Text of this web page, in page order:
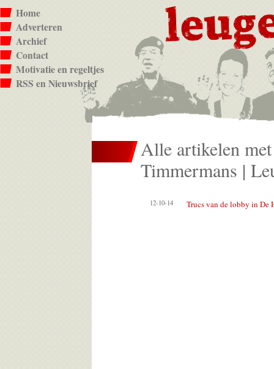
Home
Adverteren
Archief
Contact
Motivatie en regeltjes
RSS en Nieuwsbrief
Alle artikelen
Timmermans |
12-10-14 Trucs van de lobby in De